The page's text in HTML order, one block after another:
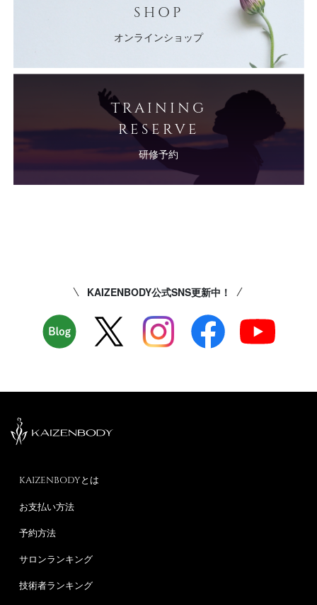
SHOP
オンラインショップ
TRAINING
RESERVE
研修予約
KAIZENBODY公式SNS更新中！
KAIZENBODYとは
お支払い方法
予約方法
サロンランキング
技術者ランキング